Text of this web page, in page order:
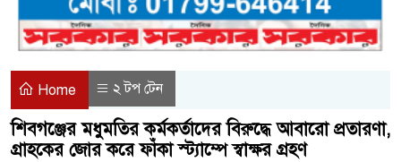
Home ২ টপ টেন
শিবগঞ্জের মধুমতির কর্মকর্তাদের বিরুদ্ধে আবারো প্রতারণা,
গ্রাহকের জোর করে ফাঁকা স্ট্যাম্পে স্বাক্ষর গ্রহণ